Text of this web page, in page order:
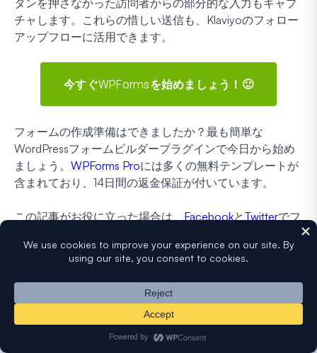
タンを押さなかった訪問者からの部分的な入力もキャプ
チャします。これらの惜しい送信も、Klaviyoのフォロー
アップフローに活用できます。
今すぐWPFormsを始めましょう！🙂
フォームの作成準備はできましたか？最も簡単な
WordPressフォームビルダープラグインで今日から始め
ましょう。 WPForms Proには多くの無料テンプレートが
含まれており、14日間の返金保証が付いています。
この記事がお役に立った場合は、FacebookとTwitterでフ
をさらにご覧ください。
：当社のコンテンツは読者によってサポートされています。これは、
一部のリンクをクリックすると、手数料が発生する可能性があることを意
味します。
WPFormsがどのように資金調達されているか、なぜそれが重
要なのか、そしてどのように私たちをサポートできるかをご覧ください